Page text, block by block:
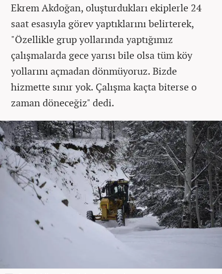
Ekrem Akdoğan, oluşturdukları ekiplerle 24
saat esasıyla görev yaptıklarını belirterek,
"Özellikle grup yollarında yaptığımız
çalışmalarda gece yarısı bile olsa tüm köy
yollarını açmadan dönmüyoruz. Bizde
hizmette sınır yok. Çalışma kaçta biterse o
zaman döneceğiz" dedi.